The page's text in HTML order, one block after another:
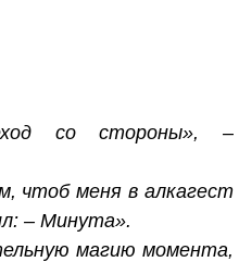
со стороны», –
чтоб меня в алкагест
– Минута».
магию момента,